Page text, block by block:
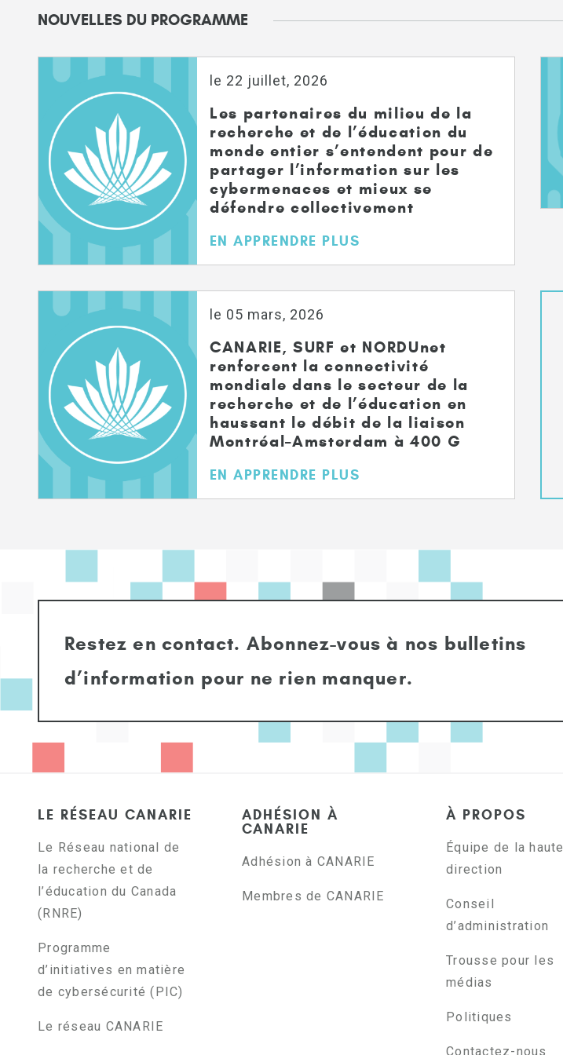
NOUVELLES DU PROGRAMME
le 22 juillet, 2026
Les partenaires du milieu de la
recherche et de l’éducation du
monde entier s’entendent pour de
partager l’information sur les
cybermenaces et mieux se
défendre collectivement
EN APPRENDRE PLUS
le 05 mars, 2026
CANARIE, SURF et NORDUnet
renforcent la connectivité
mondiale dans le secteur de la
recherche et de l’éducation en
haussant le débit de la liaison
Montréal–Amsterdam à 400 G
EN APPRENDRE PLUS
Restez en contact. Abonnez-vous à nos bulletins
d’information pour ne rien manquer.
LE RÉSEAU CANARIE
Le Réseau national de
la recherche et de
l’éducation du Canada
(RNRE)
Programme
d’initiatives en matière
de cybersécurité (PIC)
Le réseau CANARIE
ADHÉSION À
CANARIE
Adhésion à CANARIE
Membres de CANARIE
À PROPOS
Équipe de la haute
direction
Conseil
d’administration
Trousse pour les
médias
Politiques
Contactez-nous